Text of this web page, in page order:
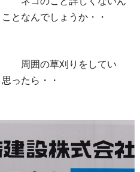
となんでしょうか・・
をしてい
ったら・・